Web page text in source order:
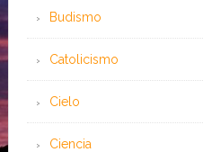
Budismo
Catolicismo
Cielo
Ciencia